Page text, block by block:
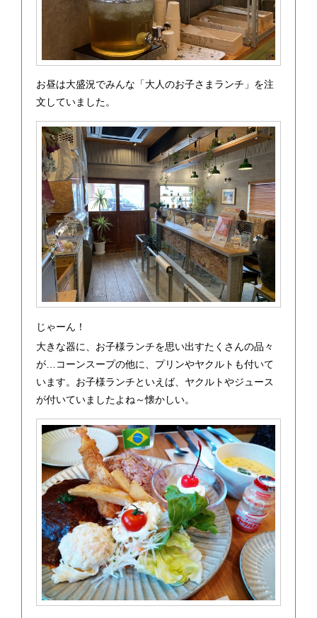
お昼は大盛況でみんな「大人のお子さまランチ」を注
文していました。
じゃーん！
大きな器に、お子様ランチを思い出すたくさんの品々
が…コーンスープの他に、プリンやヤクルトも付いて
います。お子様ランチといえば、ヤクルトやジュース
が付いていましたよね～懐かしい。